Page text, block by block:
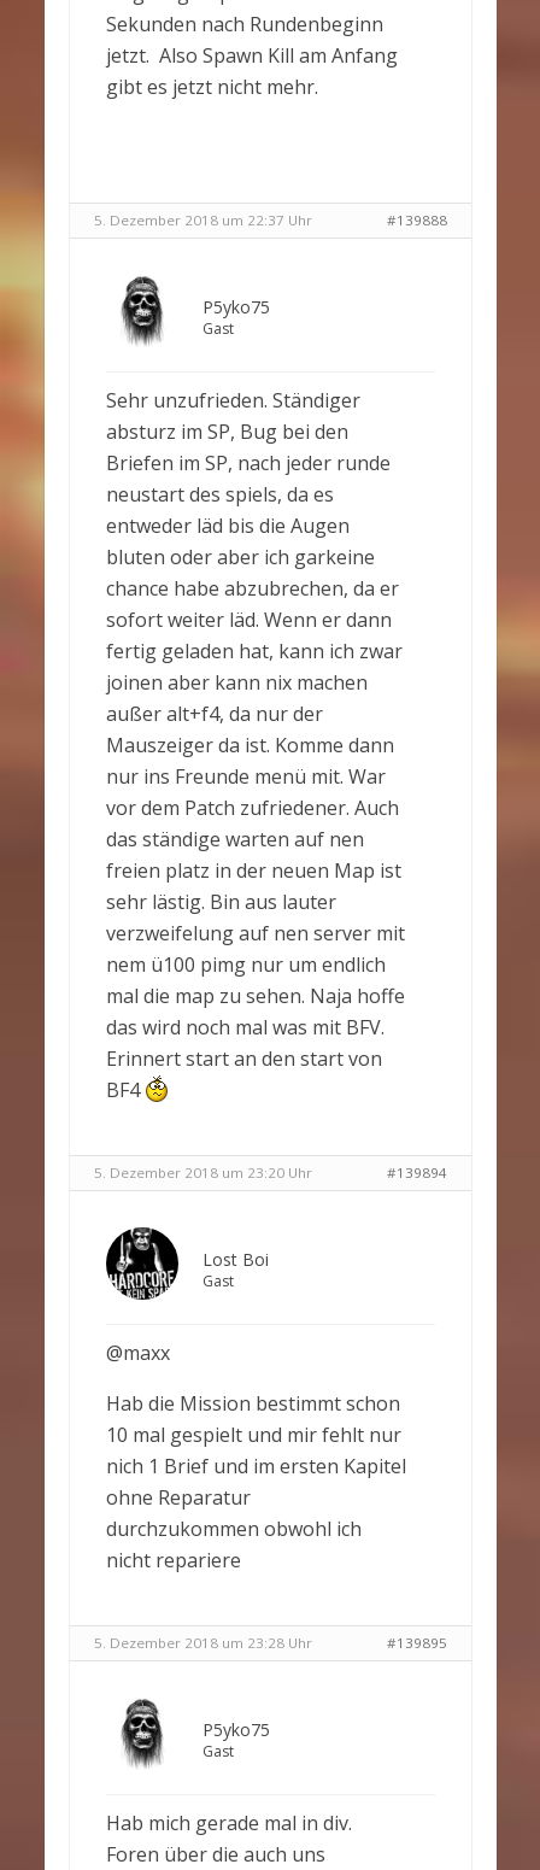
Sekunden nach Rundenbeginn
jetzt. Also Spawn Kill am Anfang
gibt es jetzt nicht mehr.
5. Dezember 2018 um 22:37 Uhr #139888
P5yko75
Gast
Sehr unzufrieden. Ständiger
absturz im SP, Bug bei den
Briefen im SP, nach jeder runde
neustart des spiels, da es
entweder läd bis die Augen
bluten oder aber ich garkeine
chance habe abzubrechen, da er
sofort weiter läd. Wenn er dann
fertig geladen hat, kann ich zwar
joinen aber kann nix machen
außer alt+f4, da nur der
Mauszeiger da ist. Komme dann
nur ins Freunde menü mit. War
vor dem Patch zufriedener. Auch
das ständige warten auf nen
freien platz in der neuen Map ist
sehr lästig. Bin aus lauter
verzweifelung auf nen server mit
nem ü100 pimg nur um endlich
mal die map zu sehen. Naja hoffe
das wird noch mal was mit BFV.
Erinnert start an den start von
BF4
5. Dezember 2018 um 23:20 Uhr #139894
Lost Boi
Gast
@maxx
Hab die Mission bestimmt schon
10 mal gespielt und mir fehlt nur
nich 1 Brief und im ersten Kapitel
ohne Reparatur
durchzukommen obwohl ich
nicht repariere
5. Dezember 2018 um 23:28 Uhr #139895
P5yko75
Gast
Hab mich gerade mal in div.
Foren über die auch uns